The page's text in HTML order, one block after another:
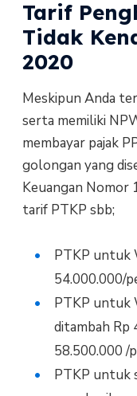
Tarif
Tidak
2020
Meskipun Anda
serta memiliki
membayar pajak
golongan yang
Keuangan Nomor
tarif PTKP sbb;
PTKP untuk
54.000.000/
PTKP untuk
ditambah Rp
58.500.000 /
PTKP untuk